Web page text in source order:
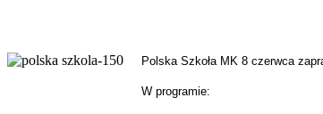
Polska Szkoła MK 8 czerwca
W programie: